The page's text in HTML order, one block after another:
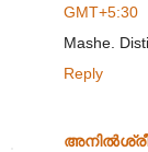
GMT+5:30
Mashe.
Reply